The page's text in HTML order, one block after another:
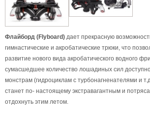
Флайборд (Flyboard) дает прекрасную
гимнастические и акробатические трюки, что
развитие нового вида акробатического водного
сумасшедшее количество лошадиных сил
монстрам (гидроциклам с турбонагненателями и
станет по- настоящему экстравагантным и
отдохнуть этим летом.